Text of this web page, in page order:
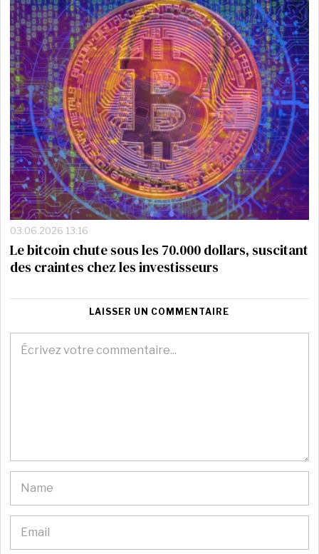
03.06.2026 13:16
Le bitcoin chute sous les 70.000 dollars, suscitant
des craintes chez les investisseurs
LAISSER UN COMMENTAIRE